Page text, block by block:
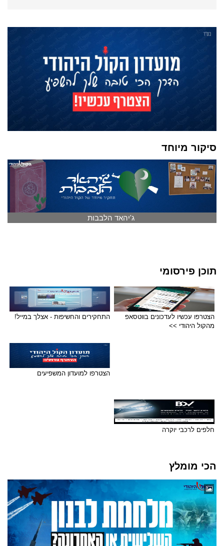
סיקור מיוחד
ג'יהאד הלבבות
תוכן פירסומי
הצטרפו עכשיו לעדכונים בווטסאפ
מהקול היהודי >>
התחקירים והחשיפות - אצלך במייל!
הצטרפו למועדון המשפיעים
חלפים לרכבי יוקרה
הכי מומלץ